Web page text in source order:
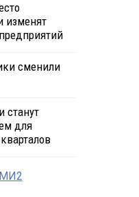
изменят
сменили
станут
для